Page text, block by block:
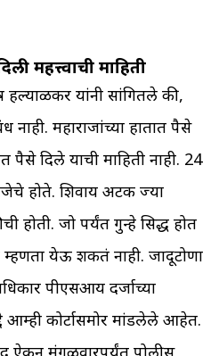
महत्त्वाची माहिती
यांनी सांगितले की,
नाही. महाराजांच्या हातात पैसे
पैसे दिले याची माहिती नाही. 24
होते. शिवाय अटक ज्या
होती. जो पर्यंत गुन्हे सिद्ध होत
म्हणता येऊ शकतं नाही. जादूटोणा
पीएसआय दर्जाच्या
आम्ही कोर्टासमोर मांडलेले आहेत.
ऐकून मंगळवारपर्यंत पोलीस